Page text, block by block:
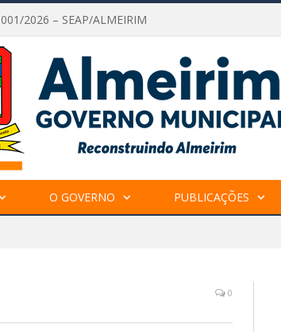
2026 – SEAP/ALMEIRIM
O GOVERNO PUBLICAÇÕES
0